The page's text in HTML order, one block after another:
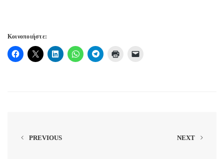
Κοινοποιήστε:
PREVIOUS NEXT